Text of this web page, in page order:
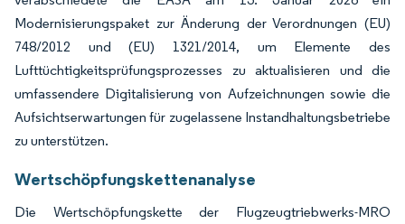
Modernisierungspaket zur Änderung der Verordnungen (EU)
748/2012 und (EU) 1321/2014, um Elemente des
Lufttüchtigkeitsprüfungsprozesses zu aktualisieren und die
umfassendere Digitalisierung von Aufzeichnungen sowie die
Aufsichtserwartungen für zugelassene Instandhaltungsbetriebe
zu unterstützen.
Wertschöpfungskettenanalyse
Die Wertschöpfungskette der Flugzeugtriebwerks-MRO